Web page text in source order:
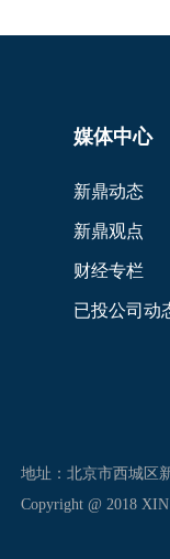
媒体中心
新鼎动态
新鼎观点
财经专栏
已投公司动
地址：北京市西城区
Copyright @ 2018